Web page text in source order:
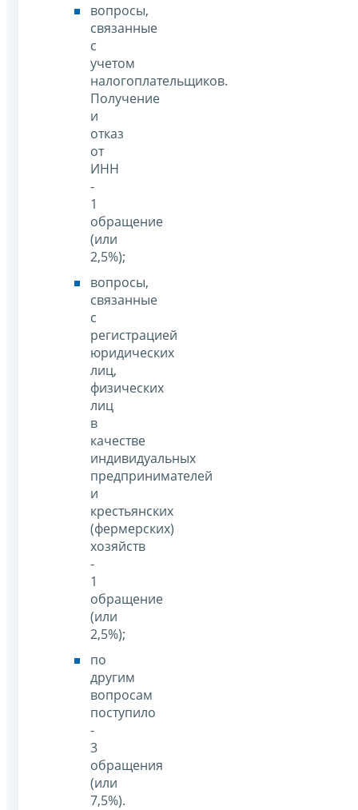
вопросы,
связанные
c
учетом
налогоплательщиков.
Получение
и
отказ
от
ИНН
-
1
обращение
(или
2,5%);
вопросы,
связанные
c
регистрацией
юридических
лиц,
физических
лиц
в
качестве
индивидуальных
предпринимателей
и
крестьянских
(фермерских)
хозяйств
-
1
обращение
(или
2,5%);
по
другим
вопросам
поступило
-
3
обращения
(или
7,5%).